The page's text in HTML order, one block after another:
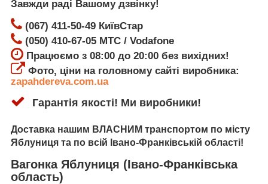
Завжди раді Вашому дзвінку!
(067) 411-50-49 КиївСтар
(050) 410-67-05 МТС / Vodafone
Працюємо з 08:00 до 20:00 без вихідних!
Фото, ціни на головному сайті виробника:
zapahdereva.com.ua
Гарантія якості! Ми виробники!
Доставка нашим ВЛАСНИМ транспортом по місту
Яблуниця та по всій Івано-Франківській області!
Вагонка Яблуниця (Івано-Франківська
область)